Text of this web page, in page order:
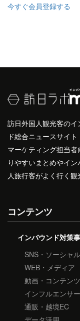
今すぐ会員登録する
訪日外国人観光客の
ド総合ニュースサイ
マーケティング担当
りやすいまとめやイ
人旅行客がよく行く観
コンテンツ
インバウンド対策
SNS・ソーシャル
WEB・メディア
動画・コンテン
インフルエンサー
通販・越境EC